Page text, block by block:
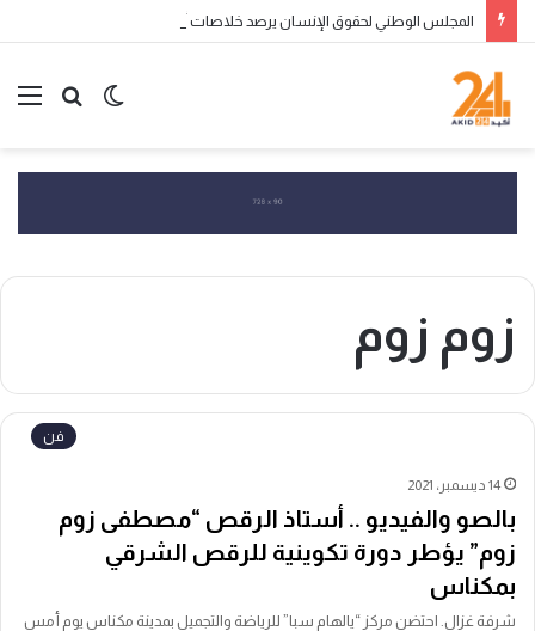
بحث
الوضع
زوم زوم
فن
14 ديسمبر، 2021
بالصو والفيديو .. أستاذ الرقص “مصطفى زوم
زوم” يؤطر دورة تكوينية للرقص الشرقي
بمكناس
شرفة غزال. احتضن مركز “يالهام سبا” للرياضة والتجميل بمدينة مكناس يوم أمس